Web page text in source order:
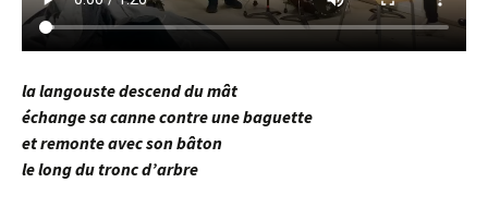
la langouste descend du mât
échange sa canne contre une baguette
et remonte avec son bâton
le long du tronc d’arbre